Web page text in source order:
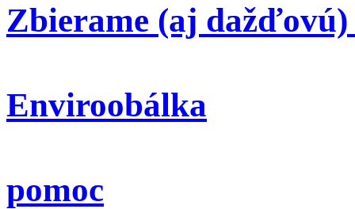
Zbierame (aj
Enviroobálka
pomoc